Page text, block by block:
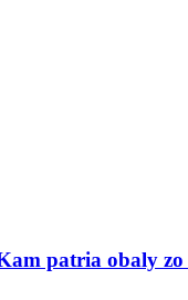
patria obaly